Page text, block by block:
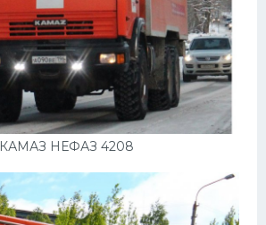
КАМАЗ НЕФАЗ 4208